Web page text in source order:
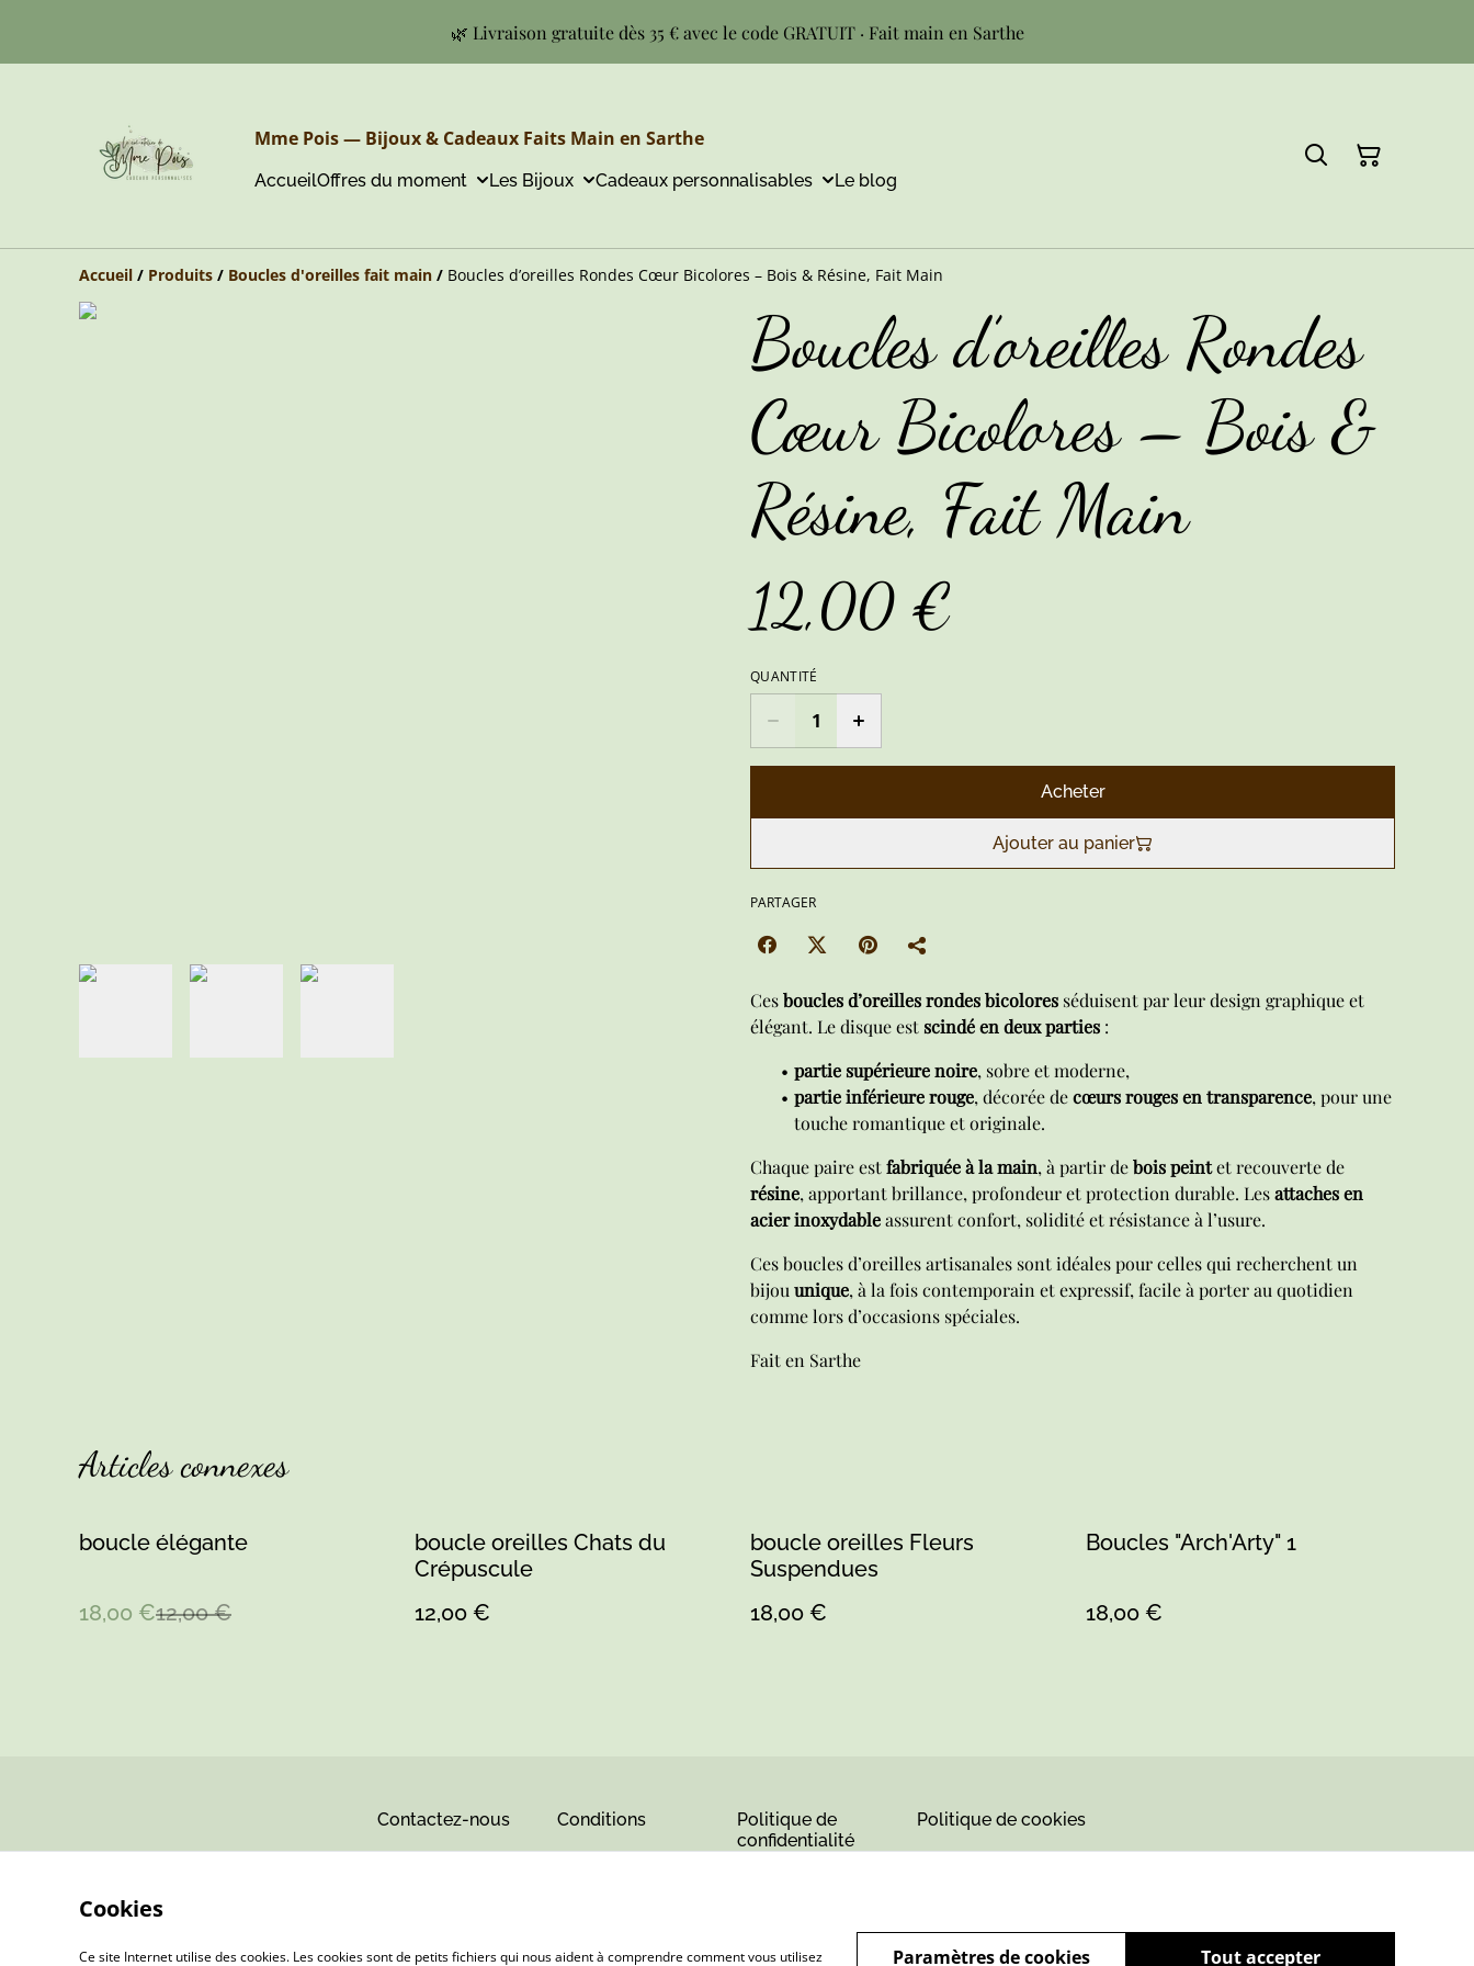
🌿 Livraison gratuite dès 35 € avec le code GRATUIT · Fait main en Sarthe
Mme Pois — Bijoux & Cadeaux Faits Main en Sarthe
AccueilOffres du moment Les Bijoux Cadeaux personnalisables Le blog
Accueil / Produits / Boucles d'oreilles fait main / Boucles d’oreilles Rondes Cœur Bicolores – Bois & Résine, Fait Main
Boucles d’oreilles Rondes
Cœur Bicolores – Bois &
Résine, Fait Main
12,00 €
QUANTITÉ
Acheter
Ajouter au panier
PARTAGER
Cesboucles d’oreilles rondes bicolores séduisent par leur design graphique et
élégant. Le disque est scindé en deux parties :
partie supérieure noire, sobre et moderne,
partie inférieure rouge, décorée decœurs rouges en transparence, pour une
touche romantique et originale.
Chaque paire estfabriquée à la main, à partir debois peintet recouverte de
résine, apportant brillance, profondeur et protection durable. Lesattaches en
acier inoxydableassurent confort, solidité et résistance à l’usure.
Ces boucles d’oreilles artisanales sont idéales pour celles qui recherchent un
bijou unique, à la fois contemporain et expressif, facile à porter au quotidien
comme lors d’occasions spéciales.
Fait en Sarthe
Articles connexes
%
boucle élégante
18,00 €12,00 €
boucle oreilles Chats du
Crépuscule
12,00 €
boucle oreilles Fleurs
Suspendues
18,00 €
Boucles "Arch'Arty" 1
18,00 €
Contactez-nous Conditions
Politique de
confidentialité
Politique de cookies
Cookies
Ce site Internet utilise des cookies. Les cookies sont de petits fichiers qui nous aident à comprendre comment vous utilisez
Tout accepter
Paramètres de cookies